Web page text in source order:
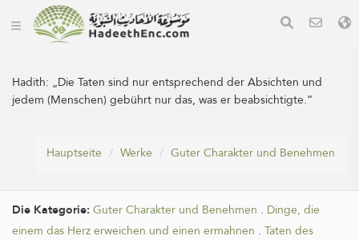
Hadith: „Die Taten sind nur entsprechend der Absichten und
jedem (Menschen) gebührt nur das, was er beabsichtigte.“
Hauptseite Werke Guter Charakter und Benehmen
Die Kategorie: Guter Charakter und Benehmen . Dinge, die
einem das Herz erweichen und einen ermahnen . Taten des